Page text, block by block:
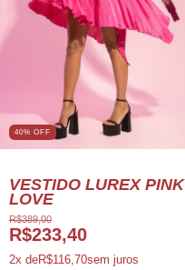
40% OFF
VESTIDO LUREX PINK
LOVE
R$389,00
R$233,40
2x deR$116,70sem juros